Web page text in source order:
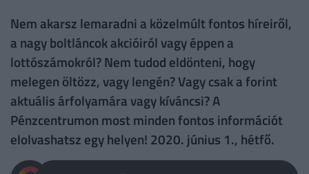
Nem akarsz lemaradni a közelmúlt fontos híreiről,
a nagy boltláncok akcióiról vagy éppen a
lottószámokról? Nem tudod eldönteni, hogy
melegen öltözz, vagy lengén? Vagy csak a forint
aktuális árfolyamára vagy kíváncsi? A
Pénzcentrumon most minden fontos információt
elolvashatsz egy helyen! 2020. június 1., hétfő.